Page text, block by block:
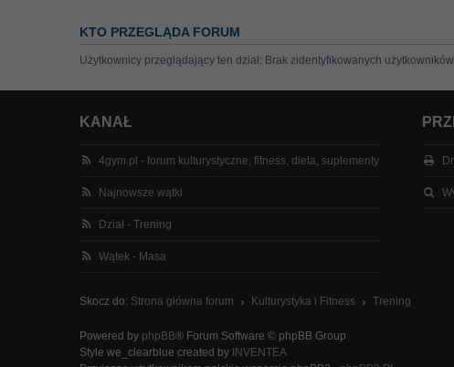
KTO PRZEGLĄDA FORUM
Użytkownicy przeglądający ten dział: Brak zidentyfikowanych
KANAŁ
4gym.pl - forum kulturystyczne, fitness, dieta, suplementy
Najnowsze wątki
Dział - Trening
Wątek - Masa
Skocz do: Strona główna forum Kulturystyka i Fitness Trening
Powered by phpBB® Forum Software © phpBB Group
Style we_clearblue created by INVENTEA